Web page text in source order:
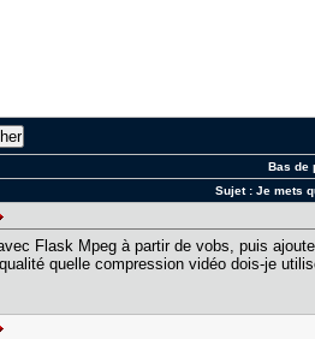
Bas de
Sujet :Je mets
Flask Mpeg à partir de vobs, puis
quelle compression vidéo dois-je